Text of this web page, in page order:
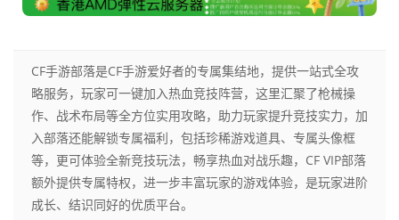
CF手游部落是CF手游爱好者的专属集结地，提供一站式全攻
略服务，玩家可一键加入热血竞技阵营，这里汇聚了枪械操
作、战术布局等全方位实用攻略，助力玩家提升竞技实力，加
入部落还能解锁专属福利，包括珍稀游戏道具、专属头像框
等，更可体验全新竞技玩法，畅享热血对战乐趣，CF VIP部落
额外提供专属特权，进一步丰富玩家的游戏体验，是玩家进阶
成长、结识同好的优质平台。